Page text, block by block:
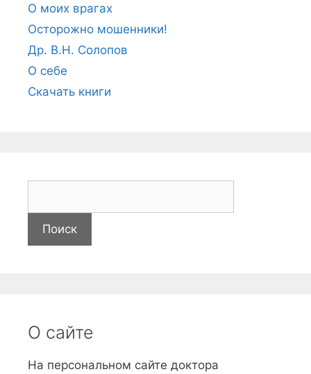
О моих врагах
Осторожно мошенники!
Др. В.Н. Солопов
О себе
Скачать книги
а
т
О сайте
На персональном сайте доктора